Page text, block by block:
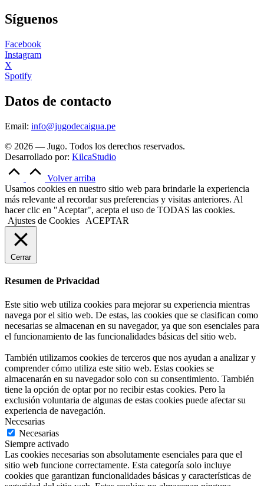
Síguenos
Facebook
Instagram
X
Spotify
Datos de contacto
Email: info@jugodecaigua.pe
© 2026 — Jugo. Todos los derechos reservados.
Desarrollado por: KilcaStudio
Volver arriba
Usamos cookies en nuestro sitio web para brindarle la experiencia
más relevante al recordar sus preferencias y visitas anteriores. Al
hacer clic en "Aceptar", acepta el uso de TODAS las cookies.
Ajustes de Cookies
ACEPTAR
Cerrar
Resumen de Privacidad
Este sitio web utiliza cookies para mejorar su experiencia mientras
navega por el sitio web. De estas, las cookies que se clasifican como
necesarias se almacenan en su navegador, ya que son esenciales para
el funcionamiento de las funcionalidades básicas del sitio web.
También utilizamos cookies de terceros que nos ayudan a analizar y
comprender cómo utiliza este sitio web. Estas cookies se
almacenarán en su navegador solo con su consentimiento. También
tiene la opción de optar por no recibir estas cookies. Pero la
exclusión voluntaria de algunas de estas cookies puede afectar su
experiencia de navegación.
Necesarias
Necesarias
Siempre activado
Las cookies necesarias son absolutamente esenciales para que el
sitio web funcione correctamente. Esta categoría solo incluye
cookies que garantizan funcionalidades básicas y características de